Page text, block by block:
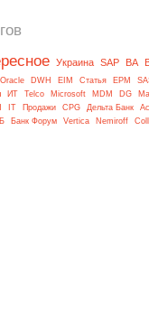
Украина SAP BA
Oracle DWH EIM Статья EPM
ИТ Telco Microsoft MDM DG
IT Продажи CPG Дельта Банк
Банк Форум Vertica Nemiroff